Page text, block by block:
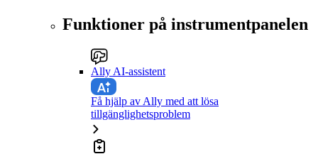
Funktioner på instrumentpanelen
Ally AI-assistent
Få hjälp av Ally med att lösa
tillgänglighetsproblem